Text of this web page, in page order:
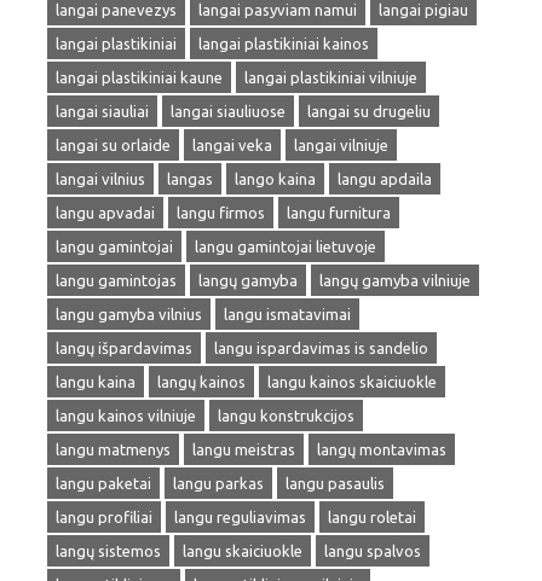
langai panevezys
langai pasyviam namui
langai pigiau
langai plastikiniai
langai plastikiniai kainos
langai plastikiniai kaune
langai plastikiniai vilniuje
langai siauliai
langai siauliuose
langai su drugeliu
langai su orlaide
langai veka
langai vilniuje
langai vilnius
langas lango kaina
langu apdaila
langu apvadai
langu firmos
langu furnitura
langu gamintojai
langu gamintojai lietuvoje
langu gamintojas
langų gamyba
langų gamyba vilniuje
langu gamyba vilnius
langu ismatavimai
langų išpardavimas
langu ispardavimas is sandelio
langu kaina
langų kainos
langu kainos skaiciuokle
langu kainos vilniuje
langu konstrukcijos
langu matmenys
langu meistras
langų montavimas
langu paketai
langu parkas
langu pasaulis
langu profiliai
langu reguliavimas
langu roletai
langų sistemos
langu skaiciuokle
langu spalvos